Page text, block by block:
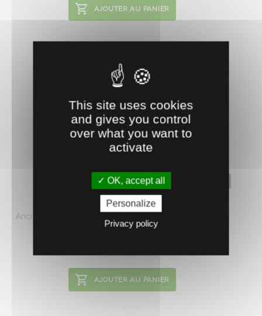
AJOUTER AU PANIER
ANCRE DE NETTOYAGE
Ancre de nettoyage en acier 3 crochets. Pour un gain de
place ...
AJOUTER AU PANIER
This site uses cookies
and gives you control
over what you want to
activate
OK, accept all
Personalize
Privacy policy